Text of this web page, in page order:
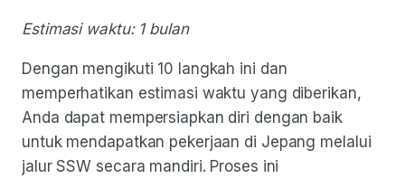
Estimasi waktu: 1 bulan
Dengan mengikuti 10 langkah ini dan
memperhatikan estimasi waktu yang diberikan,
Anda dapat mempersiapkan diri dengan baik
untuk mendapatkan pekerjaan di Jepang melalui
jalur SSW secara mandiri. Proses ini